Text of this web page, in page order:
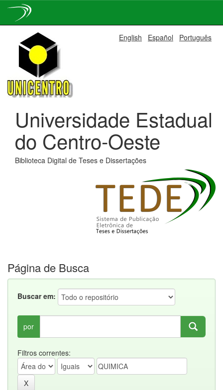
navigation
English Español Português
Universidade Estadual
do Centro-Oeste
Biblioteca Digital de Teses e Dissertações
Página de Busca
Buscar em:
por
Filtros correntes: